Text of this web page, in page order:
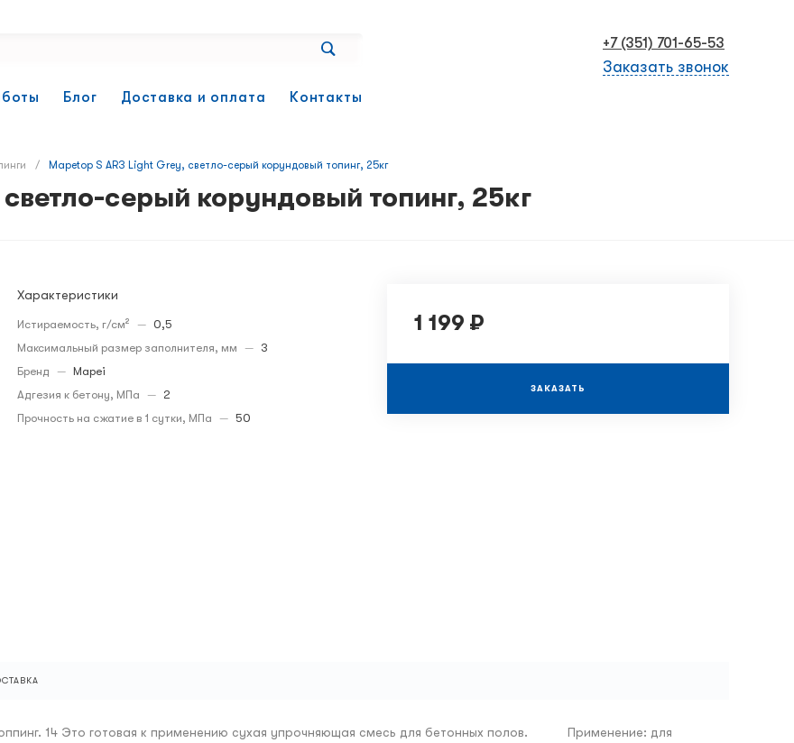
Блог Доставка и оплата Контакты
+7 (351) 701-65-53
Заказать звонок
/ Mapetop S AR3 Light Grey, светло-серый корундовый топинг, 25кг
серый корундовый топинг, 25кг
Характеристики
Истираемость, г/см² — 0,5
Максимальный размер заполнителя, мм —
3
Бренд — Mapei
Адгезия к бетону, МПа —
2
Прочность на сжатие в 1 сутки, МПа — 50
1 199 ₽
ЗАКАЗАТЬ
14 Это готовая к применению сухая упрочняющая смесь для бетонных полов. Применение: для